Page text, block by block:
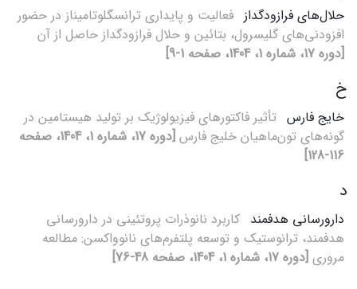
حلال‌های فرازودگداز فعالیت و پایداری ترانسگلوتامیناز در حضور
افزودنی‌های گلیسرول، بتائین و حلال فرازودگداز حاصل از آن
[دوره 17، شماره 1، 1404، صفحه 1-9]
خ
خایج فارس تأثیر فاکتورهای فیزیولوژیک بر تولید هیستامین در
گونه‌های تون‌ماهیان خلیج فارس
[دوره 17، شماره 1، 1404، صفحه
116-128]
د
دارو‌رسانی هدفمند کاربرد نانوذرات پروتئینی در دارورسانی
هدفمند، ترانوستیک و توسعه پلتفرم‌های نانوواکسن: مطالعه
مروری [دوره 17، شماره 1، 1404، صفحه 48-76]